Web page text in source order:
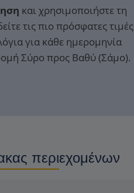
και χρησιμοποιήστε τη
τις πιο πρόσφατες τιμές
για κάθε ημερομηνία
Σύρο προς Βαθύ (Σάμο).
περιεχομένων